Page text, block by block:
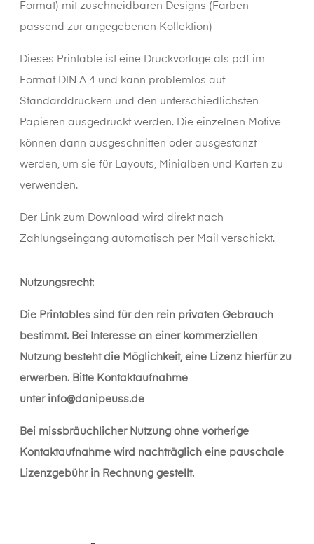
Format) mit zuschneidbaren Designs (Farben
passend zur angegebenen Kollektion)
Dieses Printable ist eine Druckvorlage als pdf im
Format DIN A 4 und kann problemlos auf
Standarddruckern und den unterschiedlichsten
Papieren ausgedruckt werden. Die einzelnen Motive
können dann ausgeschnitten oder ausgestanzt
werden, um sie für Layouts, Minialben und Karten zu
verwenden.
Der Link zum Download wird direkt nach
Zahlungseingang automatisch per Mail verschickt.
Nutzungsrecht:
Die Printables sind für den rein privaten Gebrauch
bestimmt. Bei Interesse an einer kommerziellen
Nutzung besteht die Möglichkeit, eine Lizenz hierfür zu
erwerben. Bitte Kontaktaufnahme
unter info@danipeuss.de
Bei missbräuchlicher Nutzung ohne vorherige
Kontaktaufnahme wird nachträglich eine pauschale
Lizenzgebühr in Rechnung gestellt.